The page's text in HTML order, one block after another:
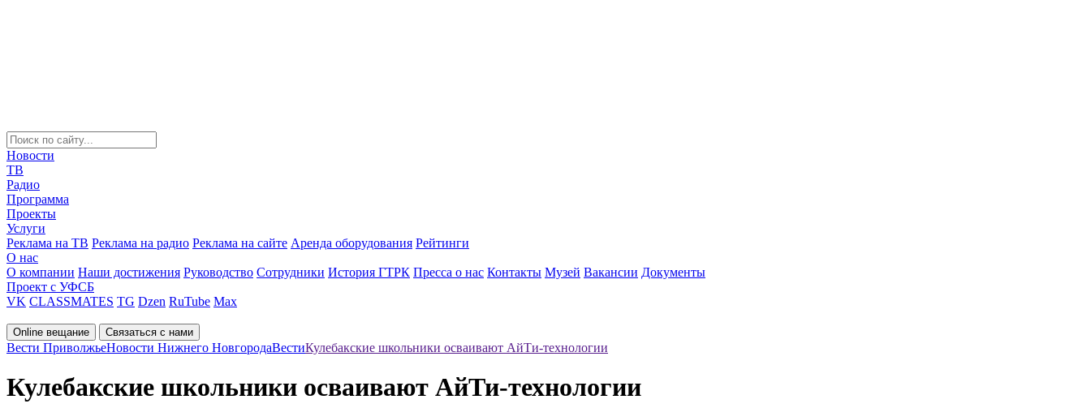
Новости
ТВ
Радио
Программа
Проекты
Услуги
Реклама на ТВ Реклама на радио Реклама на сайте Аренда оборудования Рейтинги
О нас
О компании Наши достижения Руководство Сотрудники История ГТРК Пресса о нас Контакты Музей Вакансии Документы
Проект с УФСБ
VK CLASSMATES TG Dzen RuTube Max
Online вещание Связаться с нами
Вести ПриволжьеНовости Нижнего НовгородаВестиКулебакские школьники осваивают АйТи-технологии
Кулебакские школьники осваивают АйТи-технологии